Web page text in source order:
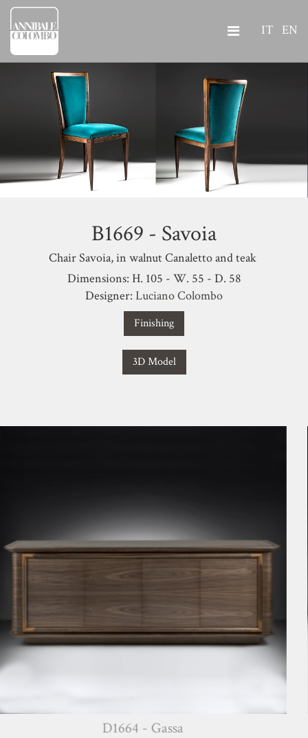
IT EN
B1669 - Savoia
Chair Savoia, in walnut Canaletto and teak
Dimensions: H. 105 - W. 55 - D. 58
Designer: Luciano Colombo
Finishing
3D Model
D1664 - Gassa